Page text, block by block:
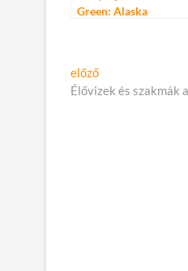
Green: Alaska
Bejegyzés
navigáció
előzőElőző
cikk:
Élővizek és szakmák